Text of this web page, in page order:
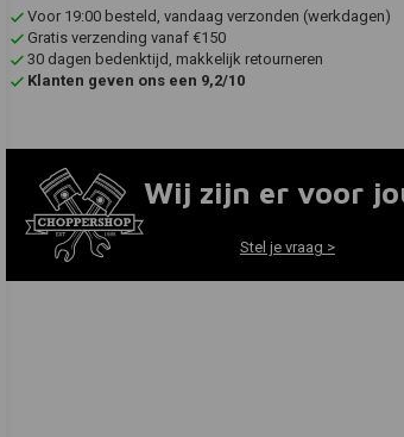
Voor 19:00 besteld, vandaag verzonden (werkdagen)
Gratis verzending vanaf €150
30 dagen bedenktijd, makkelijk retourneren
Klanten geven ons een 9,2/10
Wij zijn er voor
Stel je vraag >